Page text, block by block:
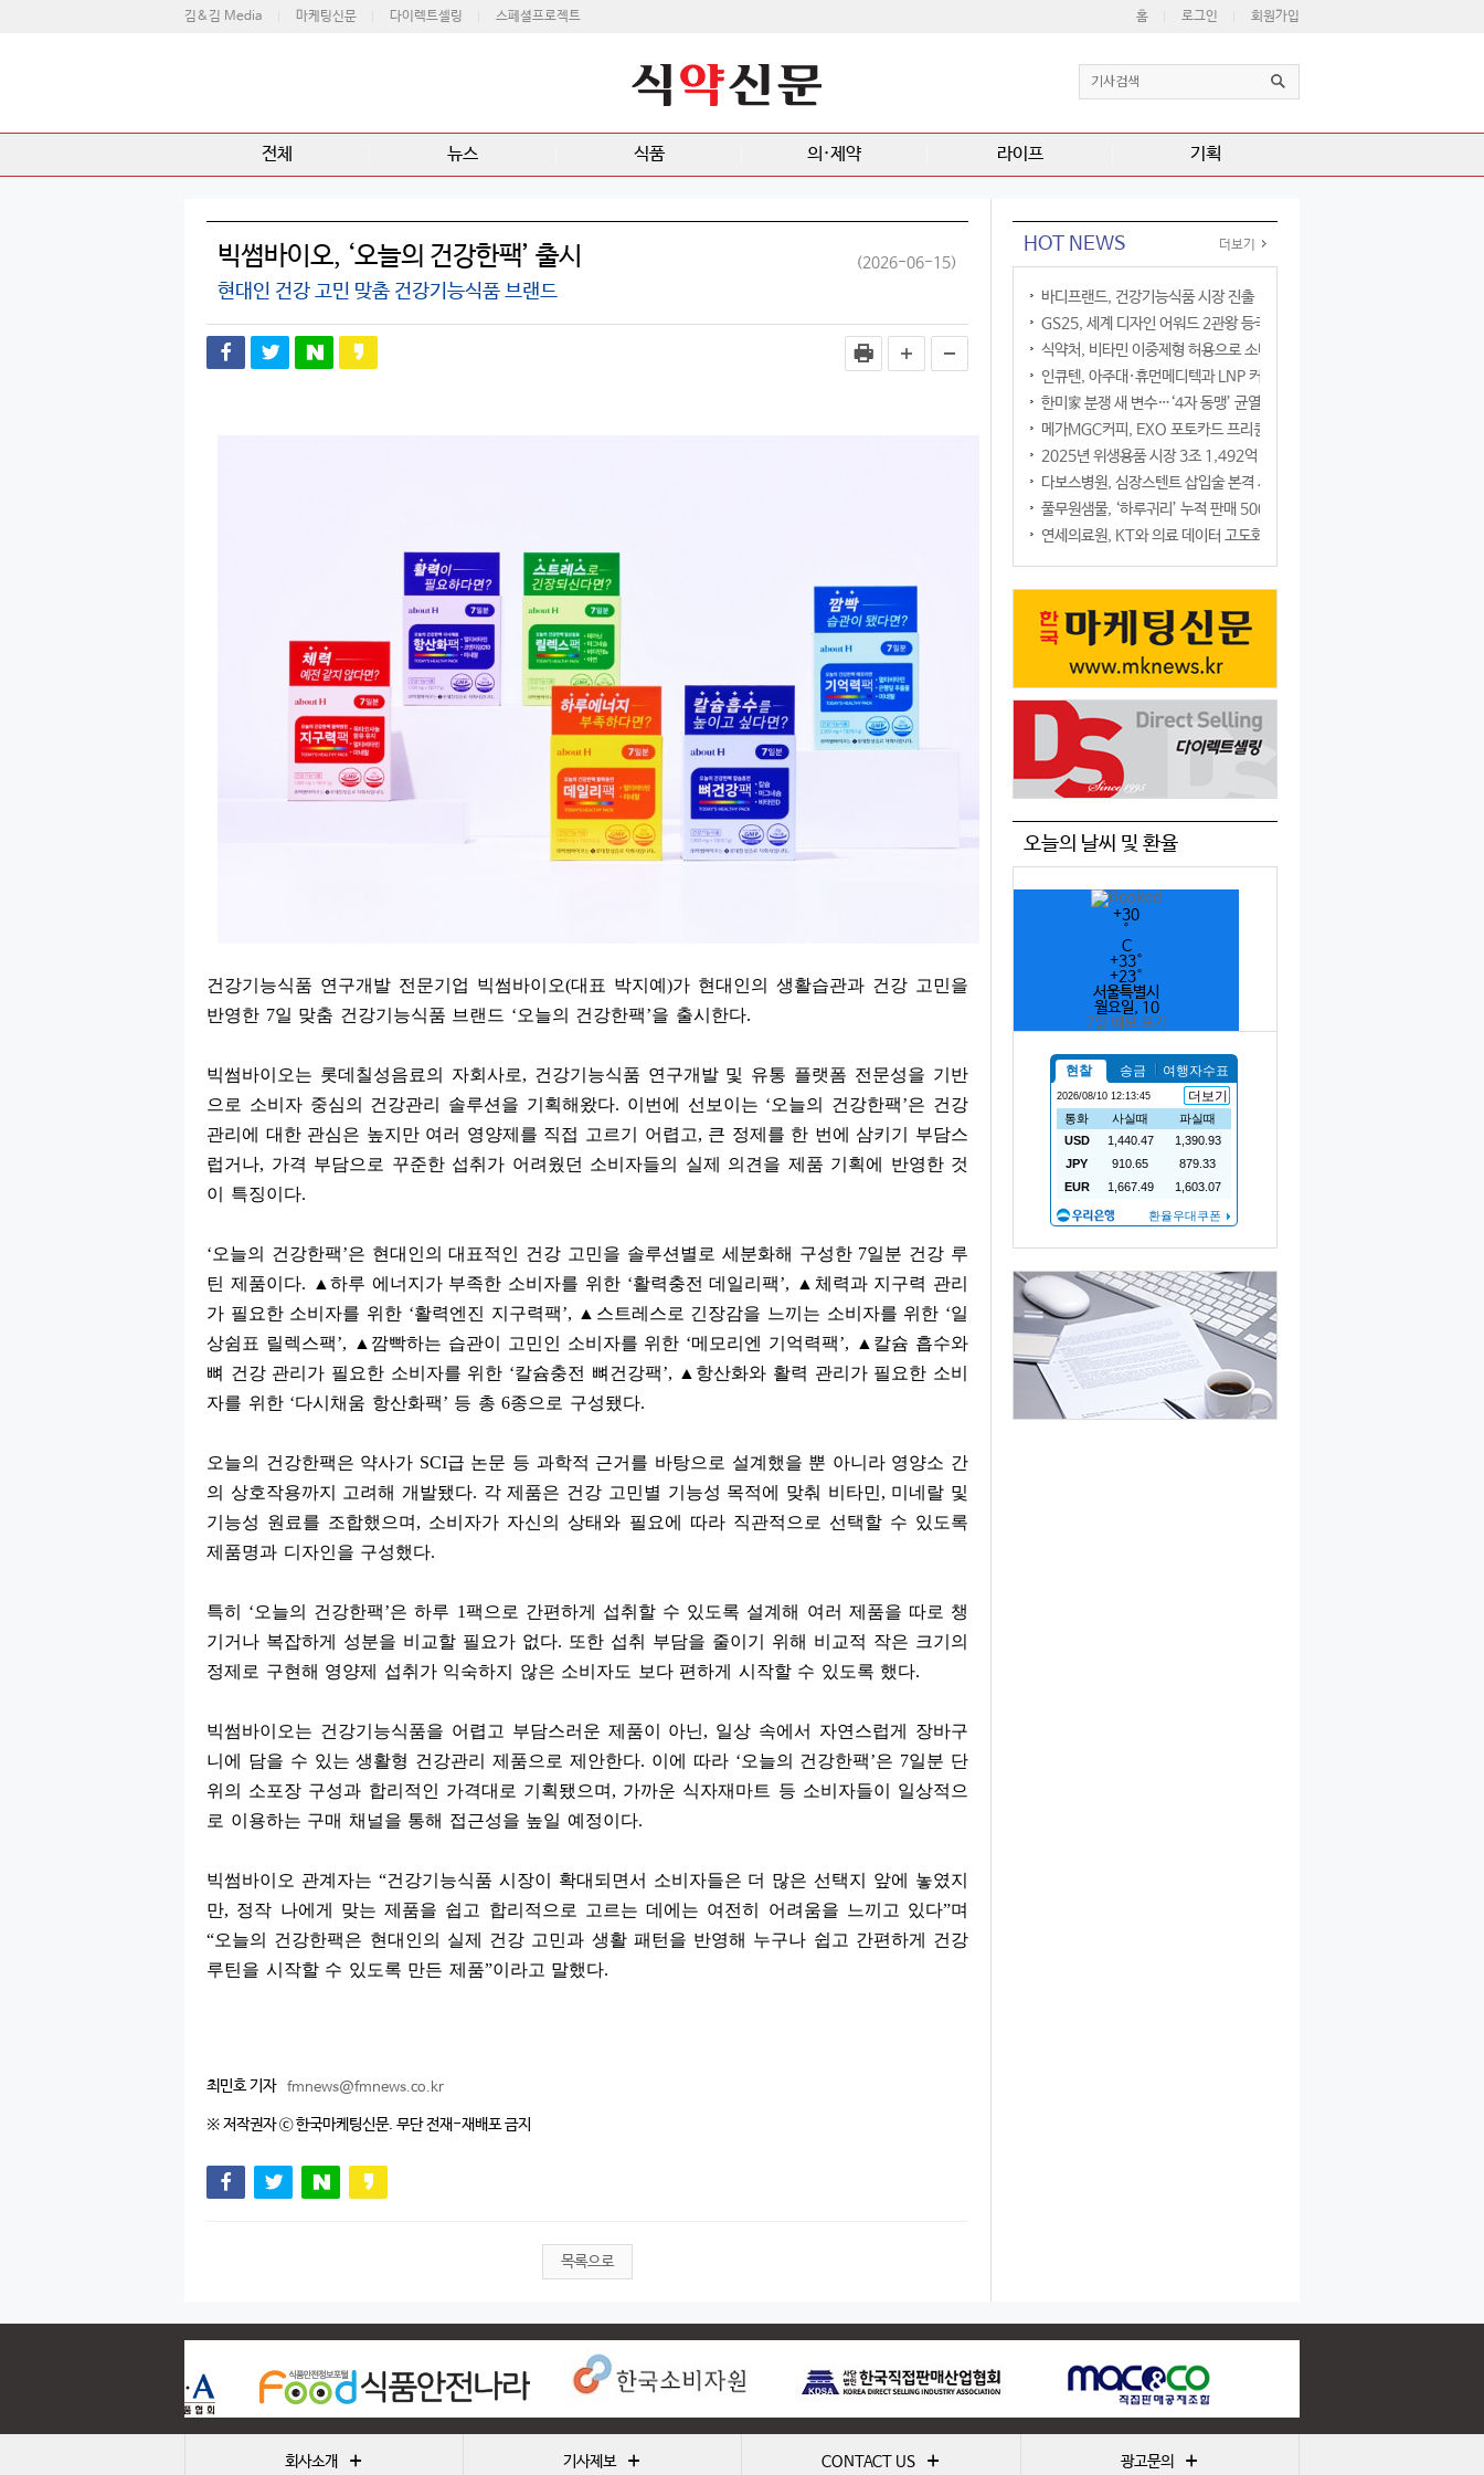
김&김 Media 마케팅신문 다이렉트셀링 스페셜프로젝트 홈 로그인 회원가입
전체 뉴스 식품 의·제약 라이프 기획
빅썸바이오, ‘오늘의 건강한팩’ 출시 (2026-06-15)
현대인 건강 고민 맞춤 건강기능식품 브랜드
건강기능식품 연구개발 전문기업 빅썸바이오(대표 박지예 )가 현대인의 생활습관과 건강 고민을
반영한 7일 맞춤 건강기능식품 브랜드 ‘오늘의 건강한팩’을 출시한다.
빅썸바이오는 롯데칠성음료의 자회사로, 건강기능식품 연구개발 및 유통 플랫폼 전문성을 기반
으로 소비자 중심의 건강관리 솔루션을 기획해왔다. 이번에 선보이는 ‘오늘의 건강한팩’은 건강
관리에 대한 관심은 높지만 여러 영양제를 직접 고르기 어렵고, 큰 정제를 한 번에 삼키기 부담스
럽거나, 가격 부담으로 꾸준한 섭취가 어려웠던 소비자들의 실제 의견을 제품 기획에 반영한 것
이 특징이다.
‘오늘의 건강한팩’은 현대인의 대표적인 건강 고민을 솔루션별로 세분화해 구성한 7일분 건강 루
틴 제품이다. ▲ 하루 에너지가 부족한 소비자를 위한 ‘활력충전 데일리팩’, ▲ 체력과 지구력 관리
가 필요한 소비자를 위한 ‘활력엔진 지구력팩’, ▲ 스트레스로 긴장감을 느끼는 소비자를 위한 ‘일
상쉼표 릴렉스팩’, ▲ 깜빡하는 습관이 고민인 소비자를 위한 ‘메모리엔 기억력팩’, ▲ 칼슘 흡수와
뼈 건강 관리가 필요한 소비자를 위한 ‘칼슘충전 뼈건강팩’, ▲ 항산화와 활력 관리가 필요한 소비
자를 위한 ‘다시채움 항산화팩’ 등 총 6종으로 구성됐다.
오늘의 건강한팩은 약사가 SCI급 논문 등 과학적 근거를 바탕으로 설계했을 뿐 아니라 영양소 간
의 상호작용까지 고려해 개발됐다. 각 제품은 건강 고민별 기능성 목적에 맞춰 비타민, 미네랄 및
기능성 원료를 조합했으며 , 소비자가 자신의 상태와 필요에 따라 직관적으로 선택할 수 있도록
제품명과 디자인을 구성했다.
특히 ‘오늘의 건강한팩’은 하루 1팩으로 간편하게 섭취할 수 있도록 설계해 여러 제품을 따로 챙
기거나 복잡하게 성분을 비교할 필요가 없다. 또한 섭취 부담을 줄이기 위해 비교적 작은 크기의
정제로 구현해 영양제 섭취가 익숙하지 않은 소비자도 보다 편하게 시작할 수 있도록 했다.
빅썸바이오는 건강기능식품을 어렵고 부담스러운 제품이 아닌, 일상 속에서 자연스럽게 장바구
니에 담을 수 있는 생활형 건강관리 제품으로 제안한다. 이에 따라 ‘오늘의 건강한팩’은 7일분 단
위의 소포장 구성과 합리적인 가격대로 기획됐으며 , 가까운 식자재마트 등 소비자들이 일상적으
로 이용하는 구매 채널을 통해 접근성을 높일 예정이다.
빅썸바이오 관계자는 “건강기능식품 시장이 확대되면서 소비자들은 더 많은 선택지 앞에 놓였지
만, 정작 나에게 맞는 제품을 쉽고 합리적으로 고르는 데에는 여전히 어려움을 느끼고 있다”며
“오늘의 건강한팩은 현대인의 실제 건강 고민과 생활 패턴을 반영해 누구나 쉽고 간편하게 건강
루틴을 시작할 수 있도록 만든 제품”이라고 말했다.
최민호 기자 fmnews@fmnews.co.kr
※ 저작권자 ⓒ 한국마케팅신문. 무단 전재-재배포 금지
목록으로
HOT NEWS 더보기
바디프랜드, 건강기능식품 시장 진출
GS25, 세계 디자인 어워드 2관왕 등극
식약처, 비타민 이중제형 허용으로 소비자 선택권 확대
인큐텐, 아주대·휴먼메디텍과 LNP 커큐민 공동연구
한미家 분쟁 새 변수…‘4자 동맹’ 균열 현실화
메가MGC커피, EXO 포토카드 프리퀀시 이벤트
2025년 위생용품 시장 3조 1,492억 원
다보스병원, 심장스텐트 삽입술 본격 시행
풀무원샘물, ‘하루귀리’ 누적 판매 500만 병 돌파
연세의료원, KT와 의료 데이터 고도화 협력
오늘의 날씨 및 환율
+30
°
C
+33°
+23°
서울특별시
월요일, 10
7일 예보 보기
회사소개 + 기사제보 + CONTACT US + 광고문의 +